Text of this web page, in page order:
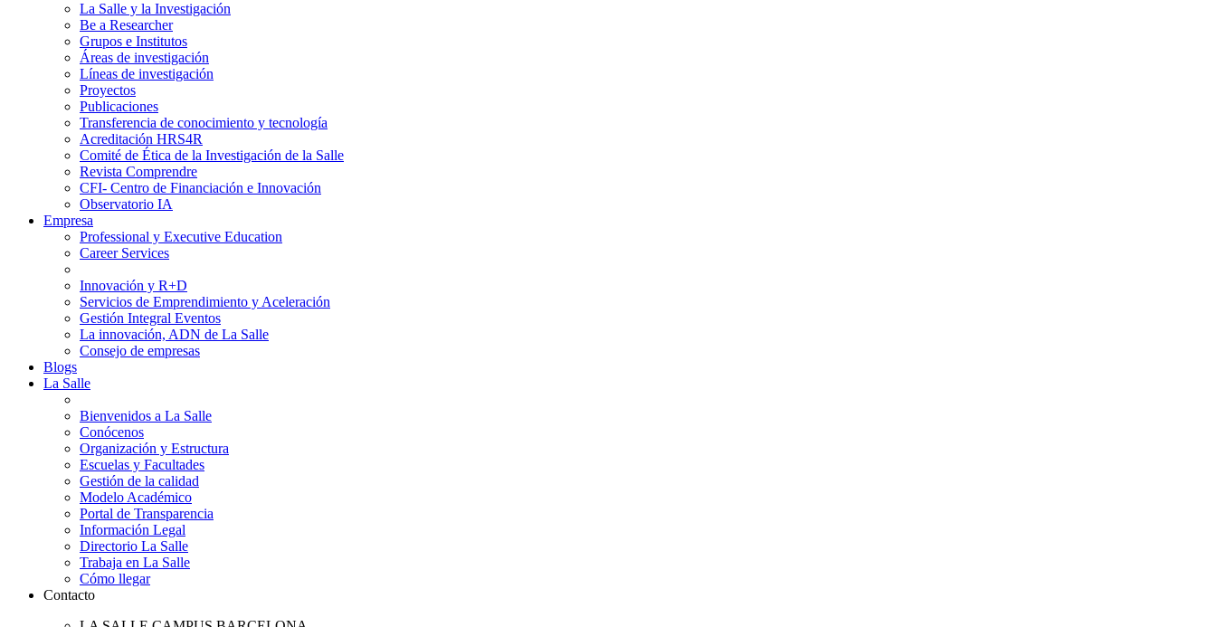
La Salle y la Investigación
Be a Researcher
Grupos e Institutos
Áreas de investigación
Líneas de investigación
Proyectos
Publicaciones
Transferencia de conocimiento y tecnología
Acreditación HRS4R
Comité de Ética de la Investigación de la Salle
Revista Comprendre
CFI- Centro de Financiación e Innovación
Observatorio IA
Empresa
Professional y Executive Education
Career Services
Innovación y R+D
Servicios de Emprendimiento y Aceleración
Gestión Integral Eventos
La innovación, ADN de La Salle
Consejo de empresas
Blogs
La Salle
Bienvenidos a La Salle
Conócenos
Organización y Estructura
Escuelas y Facultades
Gestión de la calidad
Modelo Académico
Portal de Transparencia
Información Legal
Directorio La Salle
Trabaja en La Salle
Cómo llegar
Contacto